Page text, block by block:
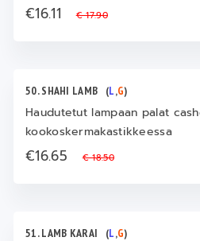
€16.11€ 17.90
50. SHAHI LAMB (L,G)
Haudutetut lampaan palat
kookoskermakastikkeessa
€16.65€ 18.50
51. LAMB KARAI (L,G)